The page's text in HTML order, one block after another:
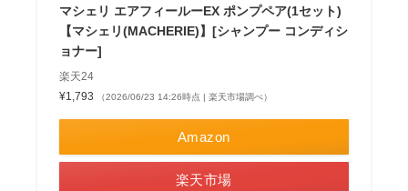
マシェリ エアフィールーEX ポンプペア(1セット)
【マシェリ(MACHERIE)】[シャンプー コンディシ
ョナー]
楽天24
¥1,793
（2026/06/23 14:26時点 | 楽天市場調べ）
Amazon
楽天市場